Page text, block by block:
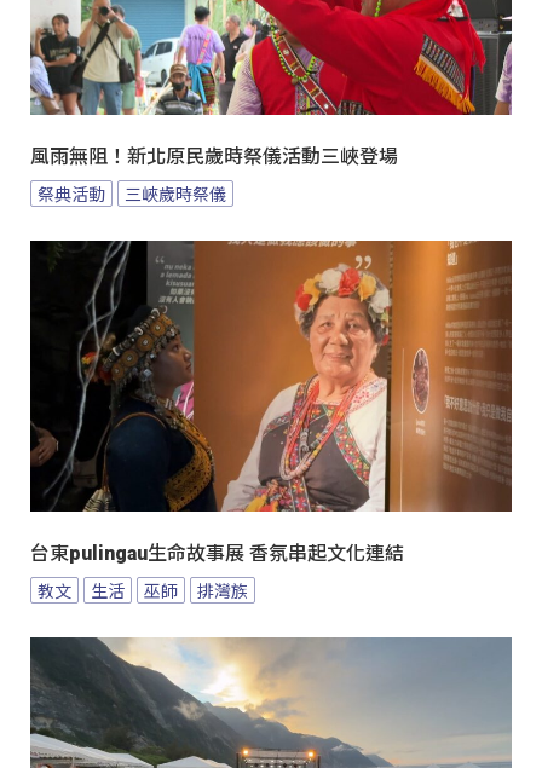
風雨無阻！新北原民歲時祭儀活動三峽登場
祭典活動 三峽歲時祭儀
台東pulingau生命故事展 香氛串起文化連結
教文 生活 巫師 排灣族